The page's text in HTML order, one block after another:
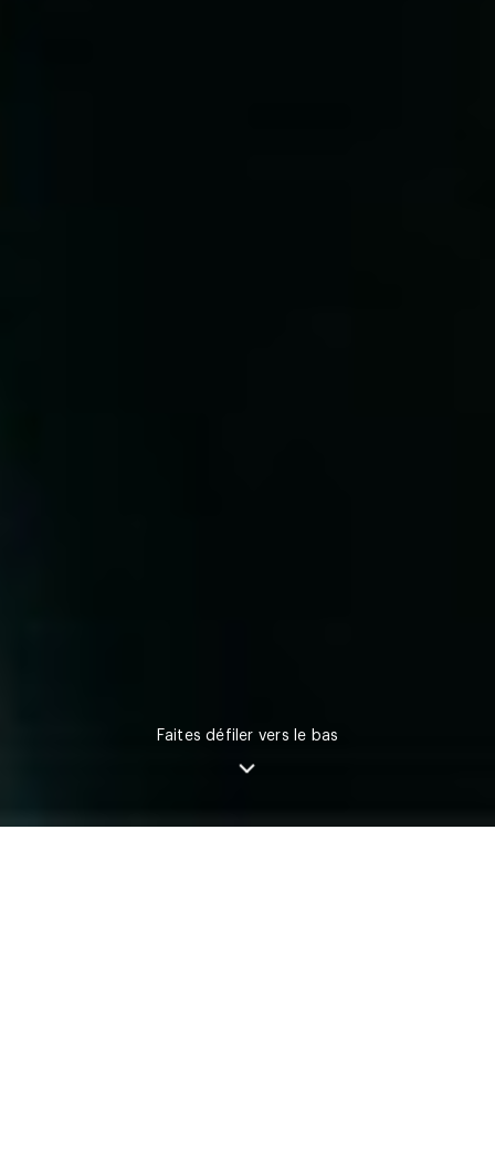
Faites défiler vers le bas